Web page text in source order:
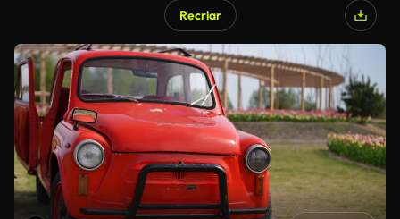
Recriar